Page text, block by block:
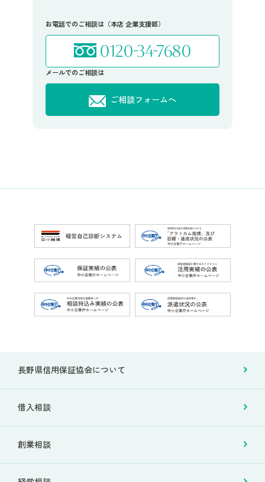
お電話でのご相談は（本店 企業支援部）
0120-34-7680
メールでのご相談は
ご相談フォームへ
長野県信用保証協会について
借入相談
創業相談